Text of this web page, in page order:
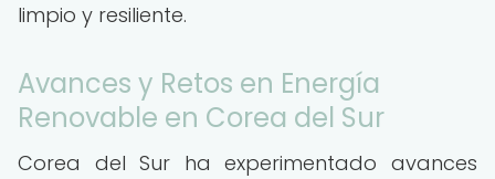
limpio y resiliente.
Avances y Retos en Energía
Renovable en Corea del Sur
Corea del Sur ha experimentado avances